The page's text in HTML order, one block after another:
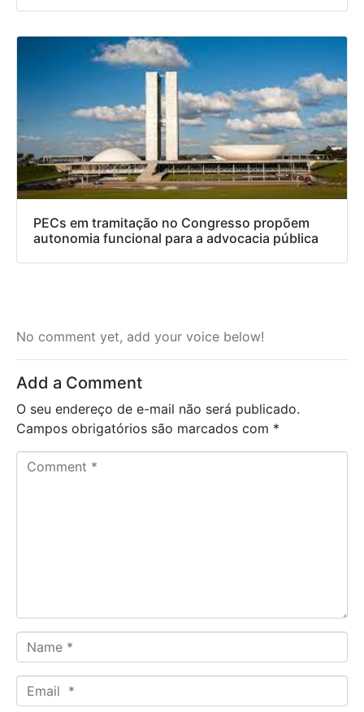
PECs em tramitação no Congresso propõem
autonomia funcional para a advocacia pública
No comment yet, add your voice below!
Add a Comment
O seu endereço de e-mail não será publicado.
Campos obrigatórios são marcados com *
a
m
m